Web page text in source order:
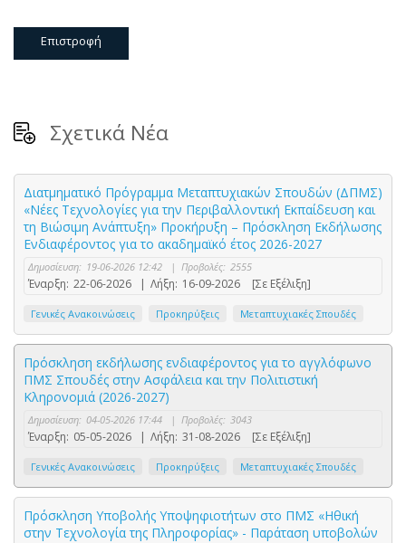
Επιστροφή
Σχετικά Νέα
Διατμηματικό Πρόγραμμα Μεταπτυχιακών Σπουδών (ΔΠΜΣ)
«Νέες Τεχνολογίες για την Περιβαλλοντική Εκπαίδευση και
τη Βιώσιμη Ανάπτυξη» Προκήρυξη – Πρόσκληση Εκδήλωσης
Ενδιαφέροντος για το ακαδημαϊκό έτος 2026-2027
Δημοσίευση: 19-06-2026 12:42 | Προβολές: 2555
Έναρξη: 22-06-2026 | Λήξη: 16-09-2026 [Σε Εξέλιξη]
Γενικές Ανακοινώσεις Προκηρύξεις Μεταπτυχιακές Σπουδές
Πρόσκληση εκδήλωσης ενδιαφέροντος για το αγγλόφωνο
ΠΜΣ Σπουδές στην Ασφάλεια και την Πολιτιστική
Κληρονομιά (2026-2027)
Δημοσίευση: 04-05-2026 17:44 | Προβολές: 3043
Έναρξη: 05-05-2026 | Λήξη: 31-08-2026 [Σε Εξέλιξη]
Γενικές Ανακοινώσεις Προκηρύξεις Μεταπτυχιακές Σπουδές
Πρόσκληση Υποβολής Υποψηφιοτήτων στο ΠΜΣ «Ηθική
στην Τεχνολογία της Πληροφορίας» - Παράταση υποβολών